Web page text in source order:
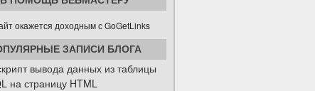
ЗАПИСИ БЛОГА
вывода данных из таблицы
на страницу HTML